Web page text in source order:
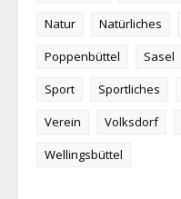
Natur
Natürliches
Poppenbüttel
Sasel
Sport
Sportliches
Verein
Volksdorf
Wellingsbüttel